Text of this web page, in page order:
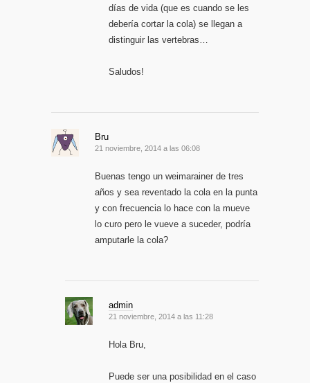
días de vida (que es cuando se les
debería cortar la cola) se llegan a
distinguir las vertebras…
Saludos!
Bru
21 noviembre, 2014 a las 06:08
Buenas tengo un weimarainer de tres
años y sea reventado la cola en la punta
y con frecuencia lo hace con la mueve
lo curo pero le vueve a suceder, podría
amputarle la cola?
admin
21 noviembre, 2014 a las 11:28
Hola Bru,
Puede ser una posibilidad en el caso